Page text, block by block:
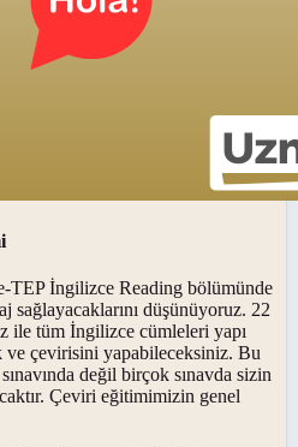
İngilizce Reading bölümünde
sağlayacaklarını düşünüyoruz. 22
ile tüm İngilizce cümleleri yapı
ve çevirisini yapabileceksiniz. Bu
değil birçok sınavda sizin
Çeviri eğitimimizin genel